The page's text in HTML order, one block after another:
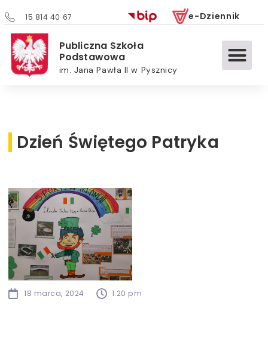
15 814 40 67 e-Dziennik
Publiczna Szkoła
Podstawowa
im. Jana Pawła II w Pysznicy
Dzień Świętego Patryka
18 marca, 2024 1:20 pm